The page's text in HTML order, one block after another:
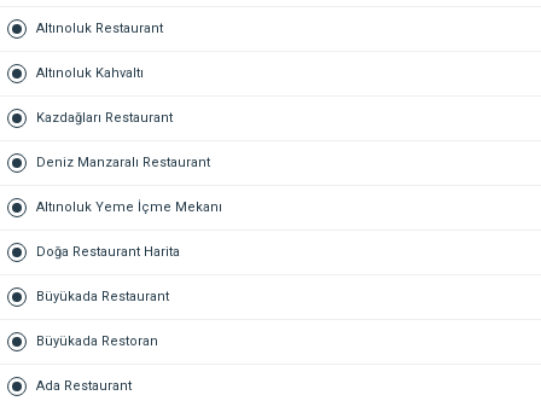
Altınoluk Restaurant
Altınoluk Kahvaltı
Kazdağları Restaurant
Deniz Manzaralı Restaurant
Altınoluk Yeme İçme Mekanı
Doğa Restaurant Harita
Büyükada Restaurant
Büyükada Restoran
Ada Restaurant